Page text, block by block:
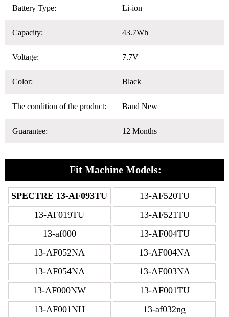
Battery Type: Li-ion
Capacity: 43.7Wh
Voltage: 7.7V
Color: Black
The condition of the product: Band New
Guarantee: 12 Months
Fit Machine Models:
SPECTRE 13-AF093TU
13-AF520TU
13-AF019TU
13-AF521TU
13-af000
13-AF004TU
13-AF052NA
13-AF004NA
13-AF054NA
13-AF003NA
13-AF000NW
13-AF001TU
13-AF001NH
13-af032ng